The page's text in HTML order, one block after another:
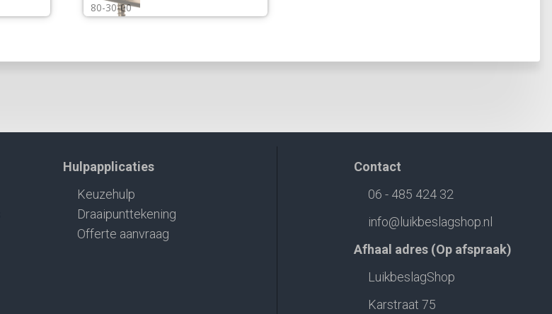
80-30-00
Hulpapplicaties
Keuzehulp
Draaipunttekening
Offerte aanvraag
Contact
06 - 485 424 32
info@luikbeslagshop.nl
Afhaal adres (Op afspraak)
LuikbeslagShop
Karstraat 75